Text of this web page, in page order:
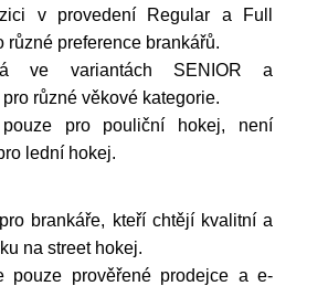
v provedení Regular a Full
různé preference brankářů.
ve variantách SENIOR a
různé věkové kategorie.
pouze pro pouliční hokej, není
lední hokej.
brankáře, kteří chtějí kvalitní a
na street hokej.
pouze prověřené prodejce a e-